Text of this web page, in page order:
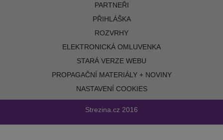
PARTNEŘI
PŘIHLÁŠKA
ROZVRHY
ELEKTRONICKÁ OMLUVENKA
STARÁ VERZE WEBU
PROPAGAČNÍ MATERIÁLY + NOVINY
NASTAVENÍ COOKIES
Strezina.cz 2016